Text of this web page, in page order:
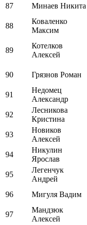
87 Минаев Никита
88
Коваленко
Максим
89
Котелков
Алексей
90 Грязнов Роман
91
Недомец
Александр
92
Лесникова
Кристина
93
Новиков
Алексей
94
Никулин
Ярослав
95
Легенчук
Андрей
96 Мигуля Вадим
97
Мандзюк
Алексей